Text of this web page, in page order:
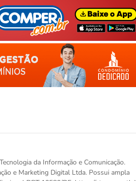
da Informação e Comunicação.
e Marketing Digital Ltda. Possui ampla